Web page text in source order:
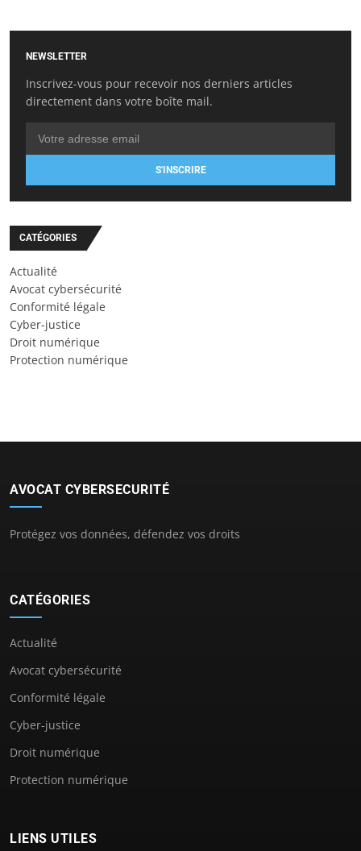
NEWSLETTER
Inscrivez-vous pour recevoir nos derniers articles
directement dans votre boîte mail.
S'INSCRIRE
CATÉGORIES
Actualité
Avocat cybersécurité
Conformité légale
Cyber-justice
Droit numérique
Protection numérique
AVOCAT CYBERSECURITÉ
Protégez vos données, défendez vos droits
CATÉGORIES
Actualité
Avocat cybersécurité
Conformité légale
Cyber-justice
Droit numérique
Protection numérique
LIENS UTILES